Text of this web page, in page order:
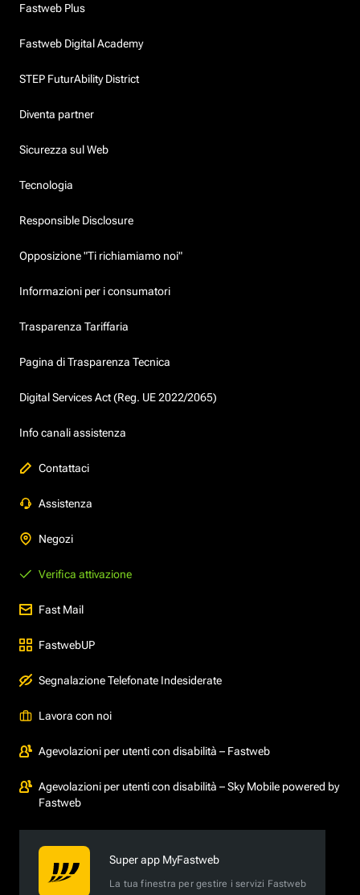
Fastweb Plus
Fastweb Digital Academy
STEP FuturAbility District
Diventa partner
Sicurezza sul Web
Tecnologia
Responsible Disclosure
Opposizione "Ti richiamiamo noi"
Informazioni per i consumatori
Trasparenza Tariffaria
Pagina di Trasparenza Tecnica
Digital Services Act (Reg. UE 2022/2065)
Info canali assistenza
Contattaci
Assistenza
Negozi
Verifica attivazione
Fast Mail
FastwebUP
Segnalazione Telefonate Indesiderate
Lavora con noi
Agevolazioni per utenti con disabilità – Fastweb
Agevolazioni per utenti con disabilità – Sky Mobile powered by
Fastweb
Super app MyFastweb
La tua finestra per gestire i servizi Fastweb